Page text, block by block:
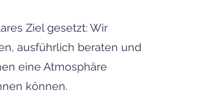
Ziel gesetzt: Wir
ausführlich beraten und
eine Atmosphäre
können.